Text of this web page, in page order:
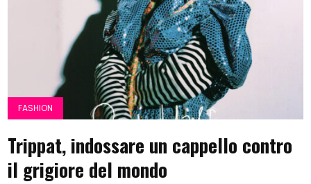
FASHION
Trippat, indossare un cappello contro
il grigiore del mondo